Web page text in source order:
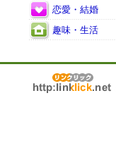
恋愛・結婚
趣味・生活